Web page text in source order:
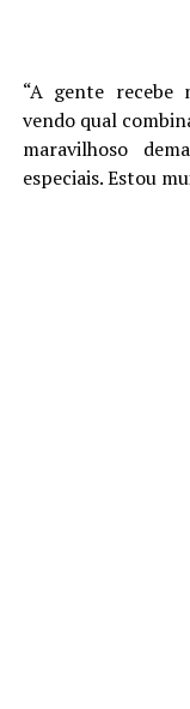
“A gente recebe
vendo qual
maravilhoso
especiais. Estou